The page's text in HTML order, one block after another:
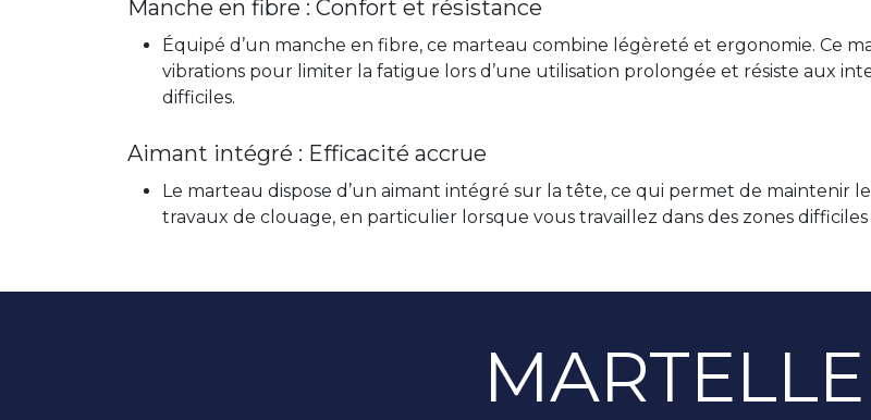
Manche en fibre : Confort et résistance
Équipé d’un manche en fibre, ce marteau combine légèreté et ergonomie. Ce
vibrations pour limiter la fatigue lors d’une utilisation prolongée et résiste aux
difficiles.
Aimant intégré : Efficacité accrue
Le marteau dispose d’un aimant intégré sur la tête, ce qui permet de maintenir
travaux de clouage, en particulier lorsque vous travaillez dans des zones difficiles